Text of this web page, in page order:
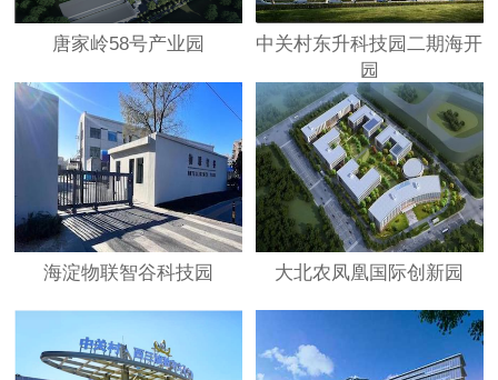
唐家岭58号产业园
中关村东升科技园二期海开
园
海淀物联智谷科技园 大北农凤凰国际创新园